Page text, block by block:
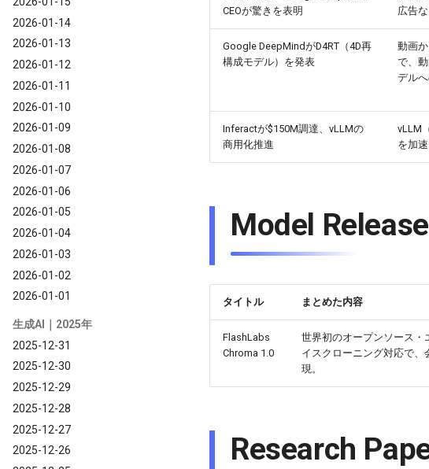
2026-01-14
2026-01-13
2026-01-12
2026-01-11
2026-01-10
2026-01-09
2026-01-08
2026-01-07
2026-01-06
2026-01-05
2026-01-04
2026-01-03
2026-01-02
2026-01-01
生成AI｜2025年
2025-12-31
2025-12-30
2025-12-29
2025-12-28
2025-12-27
2025-12-26
CEOが驚きを表明
広告
Google DeepMindがD4RT（4D再
構成モデル）を発表
動画
で、
デル
Inferactが$150M調達、vLLMの
商用化推進
vLLM
を加
Model
タイトル まとめた内容
FlashLabs
Chroma 1.0
世界初のオープンソース・
イスクローニング対応で
現。
Research